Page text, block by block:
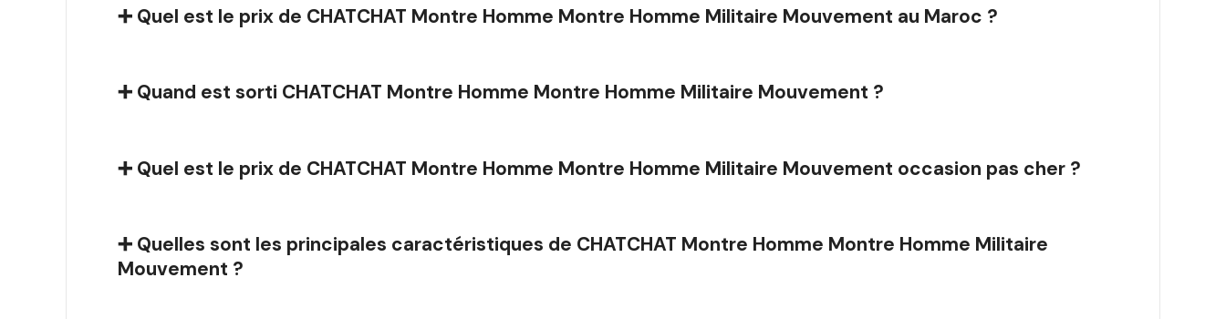
➕ Quel est le prix de CHATCHAT Montre Homme Montre Homme Militaire Mouvement au Maroc ?
➕ Quand est sorti CHATCHAT Montre Homme Montre Homme Militaire Mouvement ?
➕ Quel est le prix de CHATCHAT Montre Homme Montre Homme Militaire Mouvement occasion pas cher ?
➕ Quelles sont les principales caractéristiques de CHATCHAT Montre Homme Montre Homme Militaire
Mouvement ?